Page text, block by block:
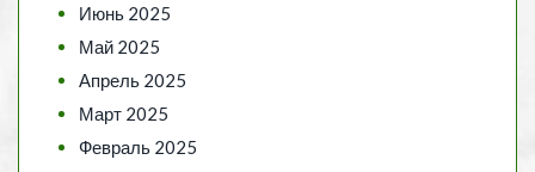
Июнь 2025
Май 2025
Апрель 2025
Март 2025
Февраль 2025